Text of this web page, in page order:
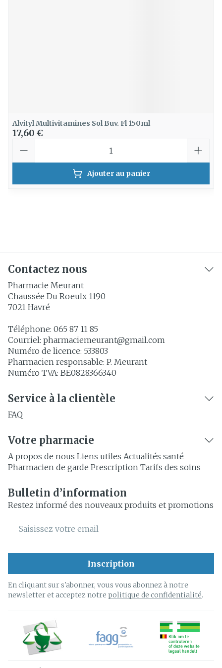
Alvityl Multivitamines Sol Buv. Fl 150ml
17,60 €
Ajouter au panier
Contactez nous
Pharmacie Meurant
Chaussée Du Roeulx 1190
7021 Havré
Téléphone: 065 87 11 85
Courriel: pharmaciemeurant@gmail.com
Numéro de licence: 533803
Pharmacien responsable: P. Meurant
Numéro TVA: BE0828366340
Service à la clientèle
FAQ
Votre pharmacie
A propos de nous Liens utiles Actualités santé
Pharmacien de garde Prescription Tarifs des soins
Bulletin d’information
Restez informé des nouveaux produits et promotions
Adresse mail
Inscription
En cliquant sur s'abonner, vous vous abonnez à notre
newsletter et acceptez notre politique de confidentialité.